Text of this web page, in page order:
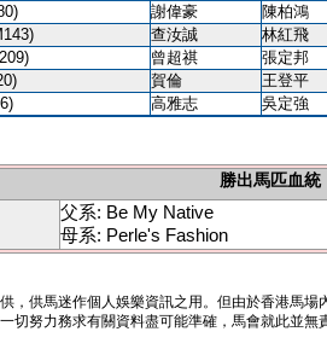
謝偉豪 陳柏鴻
查汝誠 林紅飛
曾超祺 張定邦
賀倫 王登平
高雅志
吳定強
勝出馬匹血統
父系: Be My Native
母系: Perle's Fashion
，供馬迷作個人娛樂資訊之用。但由於香港馬
切努力務求有關資料盡可能準確，馬會就此並